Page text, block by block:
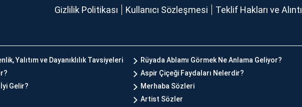
Gizlilik Politikası Kullanıcı Sözleşmesi Teklif Hakları ve Alıntı
Yalıtım ve Dayanıklılık Tavsiyeleri
Rüyada Ablamı Görmek Ne Anlama Geliyor?
Aspir Çiçeği Faydaları Nelerdir?
Gelir?
Merhaba Sözleri
Artist Sözler